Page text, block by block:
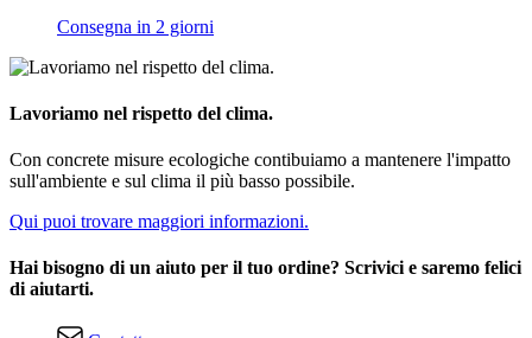
Consegna in 2 giorni
Lavoriamo nel rispetto del clima.
Con concrete misure ecologiche contibuiamo a mantenere l'impatto
sull'ambiente e sul clima il più basso possibile.
Qui puoi trovare maggiori informazioni.
Hai bisogno di un aiuto per il tuo ordine? Scrivici e saremo felici
di aiutarti.